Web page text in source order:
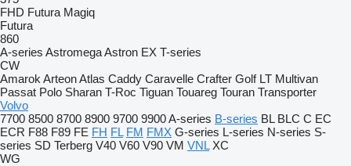
FHD Futura Magiq
Futura
860
A-series AstromegaAstron EX T-series
CW
Amarok ArteonAtlas Caddy Caravelle Crafter Golf LT Multivan
Passat Polo Sharan T-Roc Tiguan Touareg Touran Transporter
Volvo
7700 8500 8700 8900 9700 9900A-series B-series BL BLC C EC
ECR F88 F89 FE FH FL FM FMX G-series L-series N-series S-
series SD Terberg V40 V60 V90 VM VNL XC
WG